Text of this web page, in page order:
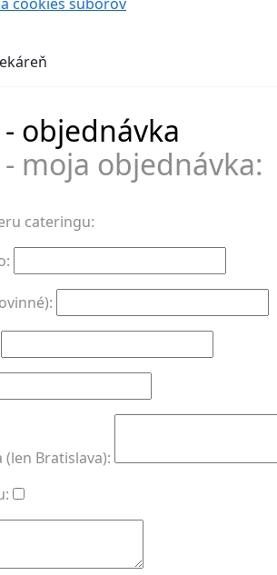
cookies súborov
objednávka
moja objednávka:
cateringu:
Bratislava):